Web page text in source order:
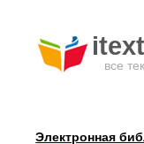
все
Электронная